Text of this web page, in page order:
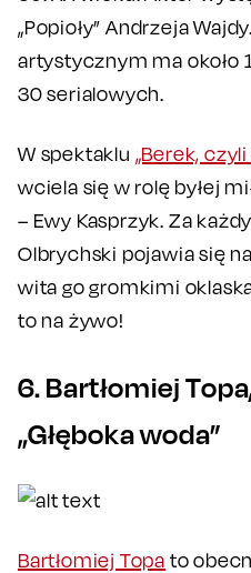
„Popioły” Andrzeja
artystycznym ma około
30 serialowych.
W spektaklu „Berek,
wciela się w rolę byłej
– Ewy Kasprzyk. Za
Olbrychski pojawia się
wita go gromkimi
to na żywo!
6. Bartłomiej
„Głęboka woda”
Bartłomiej Topa to